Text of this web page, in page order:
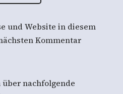
und Website in diesem
Kommentar
nachfolgende